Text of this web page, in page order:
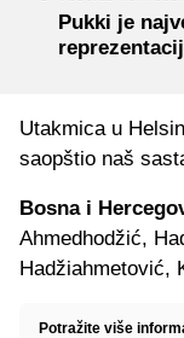
Pukki je
Utakmica u
saopštio naš
Bosna i
Ahmedhodžić,
Hadžiahmetović,
Potražite više